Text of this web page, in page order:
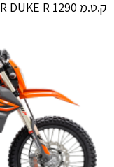
ק.ט.מ 1290 SUPER DUKE R